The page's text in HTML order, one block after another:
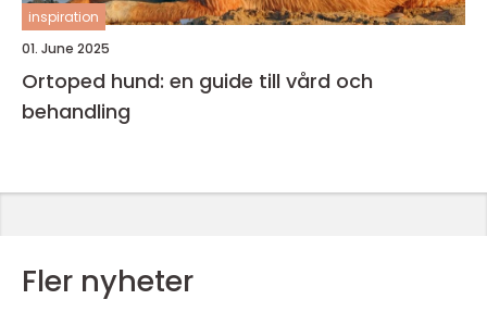
inspiration
01. June 2025
Ortoped hund: en guide till vård och
behandling
Fler nyheter